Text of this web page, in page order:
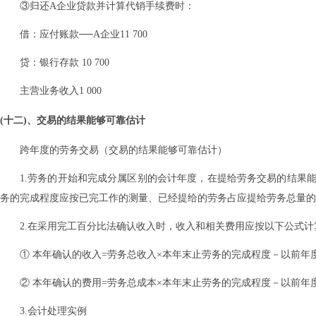
③归还A企业贷款并计算代销手续费时：
借：应付账款──A企业11 700
贷：银行存款 10 700
主营业务收入1 000
(十二)、交易的结果能够可靠估计
跨年度的劳务交易（交易的结果能够可靠估计）
1.劳务的开始和完成分属区别的会计年度，在提给劳务交易的结果
务的完成程度应按已完工作的测量、已经提给的劳务占应提给劳务总量
2.在采用完工百分比法确认收入时，收入和相关费用应按以下公式计
① 本年确认的收入=劳务总收入×本年末止劳务的完成程度－以前年
② 本年确认的费用=劳务总成本×本年末止劳务的完成程度－以前年
3.会计处理实例